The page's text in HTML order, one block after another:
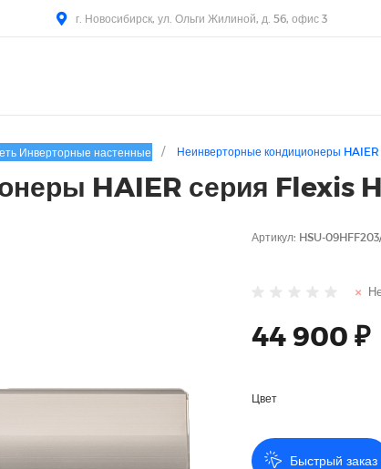
г. Новосибирск, ул. Ольги Жилиной, д. 56, офис 3
Инверторные настенные / Неинверторные кондиционеры
HAIER серия Flexis
Артикул: HSU-
44 900 ₽
Цвет
Быстрый заказ